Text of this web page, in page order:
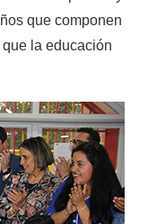
que componen
la educación